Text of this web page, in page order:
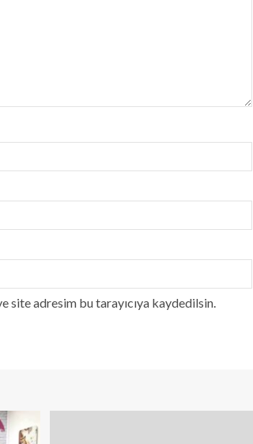
site adresim bu tarayıcıya kaydedilsin.